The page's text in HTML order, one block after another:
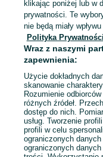
klikając poniżej lub w
prywatności. Te
nie będą miały
Polityka Prywatności
Wraz z naszymi
zapewnienia:
Użycie dokładnych
skanowanie
Rozumienie
różnych źródeł.
dostęp do nich.
usług. Tworzenie
profili w celu
ograniczonych
ograniczonych